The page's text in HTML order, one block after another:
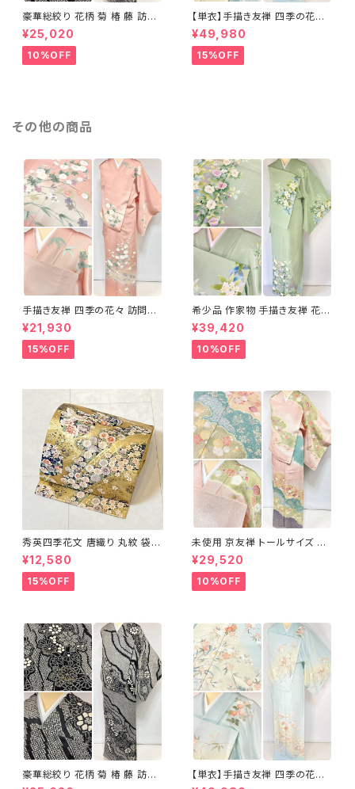
豪華総絞り 花柄 菊 椿 藤 訪問
着 鹿の子絞り ラメ 正絹 黒 白
グレー 1435
¥25,020
10%OFF
【単衣】手描き友禅 四季の花々
正絹 訪問着 水色 黄緑 白 パス
テルカラー 1431
¥49,980
15%OFF
その他の商品
手描き友禅 四季の花々 訪問着
袷 正絹 サーモンピンク クリー
ム 白 桃花色 1434
¥21,930
15%OFF
希少品 作家物 手描き友禅 花鳥
文 椿 沈丁花 訪問着 正絹 袷 黄
緑 青 白 1418
¥39,420
10%OFF
秀英四季花文 唐織り 丸紋 袋帯
正絹 金糸 ゴールド 紺 ピンク 7
05
¥12,580
15%OFF
未使用 京友禅 トールサイズ 染
め分け 金彩 訪問着 袷 正絹 ピ
ンク 黄緑 紫 黄色 1438
¥29,520
10%OFF
豪華総絞り 花柄 菊 椿 藤 訪問
着 鹿の子絞り ラメ 正絹 黒 白
【単衣】手描き友禅 四季の花々
正絹 訪問着 水色 黄緑 白 パス